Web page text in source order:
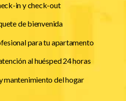
in y check-out
de bienvenida
para tu apartamento
al huésped 24 horas
mantenimiento del hogar